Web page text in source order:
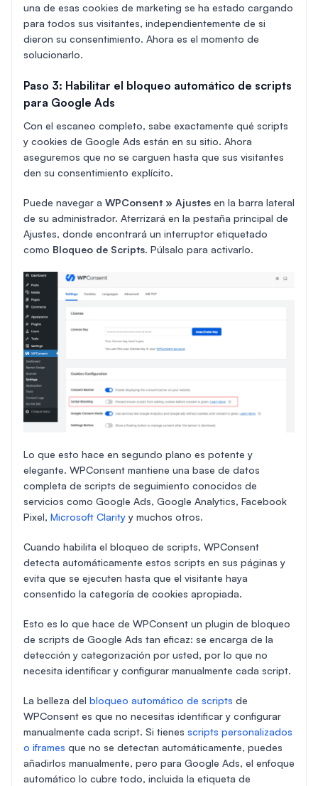
una de esas cookies de marketing se ha estado cargando
para todos sus visitantes, independientemente de si
dieron su consentimiento. Ahora es el momento de
solucionarlo.
Paso 3: Habilitar el bloqueo automático de scripts
para Google Ads
Con el escaneo completo, sabe exactamente qué scripts
y cookies de Google Ads están en su sitio. Ahora
aseguremos que no se carguen hasta que sus visitantes
den su consentimiento explícito.
Puede navegar a WPConsent » Ajustes en la barra lateral
de su administrador. Aterrizará en la pestaña principal de
Ajustes, donde encontrará un interruptor etiquetado
como Bloqueo de Scripts. Púlsalo para activarlo.
Lo que esto hace en segundo plano es potente y
elegante. WPConsent mantiene una base de datos
completa de scripts de seguimiento conocidos de
servicios como Google Ads, Google Analytics, Facebook
Pixel, Microsoft Clarity y muchos otros.
Cuando habilita el bloqueo de scripts, WPConsent
detecta automáticamente estos scripts en sus páginas y
evita que se ejecuten hasta que el visitante haya
consentido la categoría de cookies apropiada.
Esto es lo que hace de WPConsent un plugin de bloqueo
de scripts de Google Ads tan eficaz: se encarga de la
detección y categorización por usted, por lo que no
necesita identificar y configurar manualmente cada script.
La belleza del bloqueo automático de scripts de
WPConsent es que no necesitas identificar y configurar
manualmente cada script. Si tienes scripts personalizados
o iframes que no se detectan automáticamente, puedes
añadirlos manualmente, pero para Google Ads, el enfoque
automático lo cubre todo, incluida la etiqueta de